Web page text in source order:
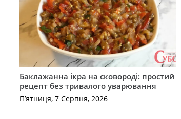
Баклажанна ікра на сковороді: простий
рецепт без тривалого уварювання
П’ятниця, 7 Серпня, 2026